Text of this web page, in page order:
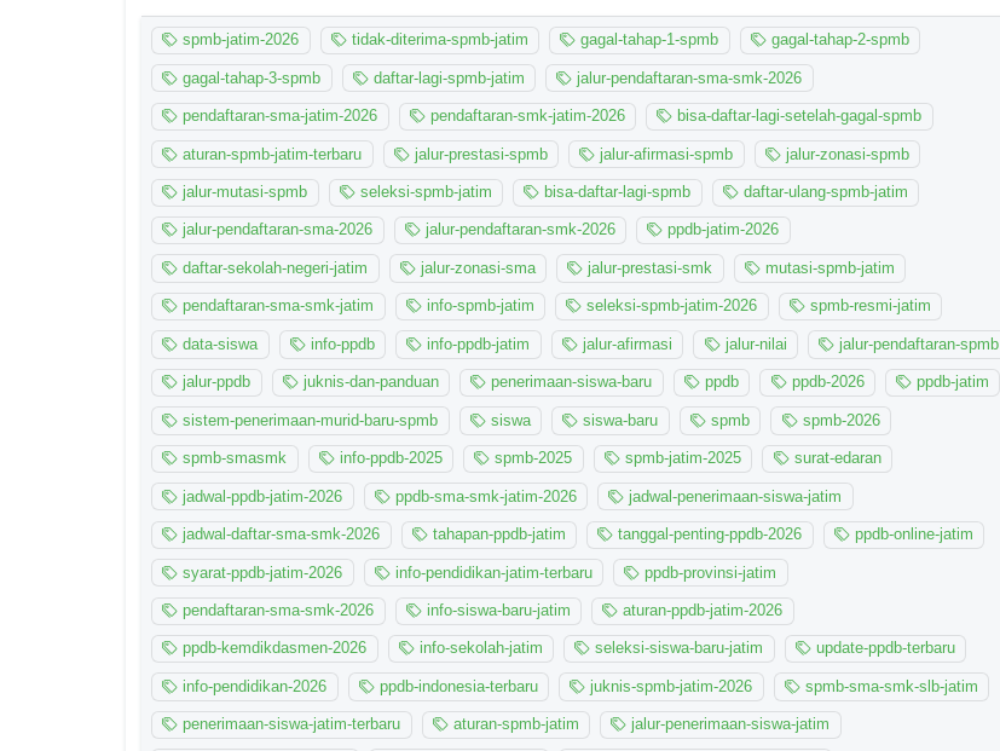
spmb-jatim-2026 tidak-diterima-spmb-jatim gagal-tahap-1-spmb gagal-tahap-2-spmb
gagal-tahap-3-spmb daftar-lagi-spmb-jatim jalur-pendaftaran-sma-smk-2026
pendaftaran-sma-jatim-2026 pendaftaran-smk-jatim-2026 bisa-daftar-lagi-setelah-gagal-spmb
aturan-spmb-jatim-terbaru jalur-prestasi-spmb jalur-afirmasi-spmb jalur-zonasi-spmb
jalur-mutasi-spmb seleksi-spmb-jatim bisa-daftar-lagi-spmb daftar-ulang-spmb-jatim
jalur-pendaftaran-sma-2026 jalur-pendaftaran-smk-2026 ppdb-jatim-2026
daftar-sekolah-negeri-jatim jalur-zonasi-sma jalur-prestasi-smk mutasi-spmb-jatim
pendaftaran-sma-smk-jatim info-spmb-jatim seleksi-spmb-jatim-2026 spmb-resmi-jatim
data-siswa info-ppdb info-ppdb-jatim jalur-afirmasi jalur-nilai jalur-pendaftaran-spmb
jalur-ppdb juknis-dan-panduan penerimaan-siswa-baru ppdb ppdb-2026 ppdb-jatim
sistem-penerimaan-murid-baru-spmb siswa siswa-baru spmb spmb-2026
spmb-smasmk info-ppdb-2025 spmb-2025 spmb-jatim-2025 surat-edaran
jadwal-ppdb-jatim-2026 ppdb-sma-smk-jatim-2026 jadwal-penerimaan-siswa-jatim
jadwal-daftar-sma-smk-2026 tahapan-ppdb-jatim tanggal-penting-ppdb-2026 ppdb-online-jatim
syarat-ppdb-jatim-2026 info-pendidikan-jatim-terbaru ppdb-provinsi-jatim
pendaftaran-sma-smk-2026 info-siswa-baru-jatim aturan-ppdb-jatim-2026
ppdb-kemdikdasmen-2026 info-sekolah-jatim seleksi-siswa-baru-jatim update-ppdb-terbaru
info-pendidikan-2026 ppdb-indonesia-terbaru juknis-spmb-jatim-2026 spmb-sma-smk-slb-jatim
penerimaan-siswa-jatim-terbaru aturan-spmb-jatim jalur-penerimaan-siswa-jatim